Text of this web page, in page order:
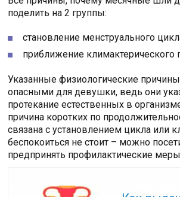
поделить на 2 группы:
становление менструального
приближение климактерического
Указанные физиологические
опасными для девушки, ведь они
протекание естественных в
причина коротких по
связана с установлением цикла или
беспокоиться не стоит – можно
предпринять профилактические